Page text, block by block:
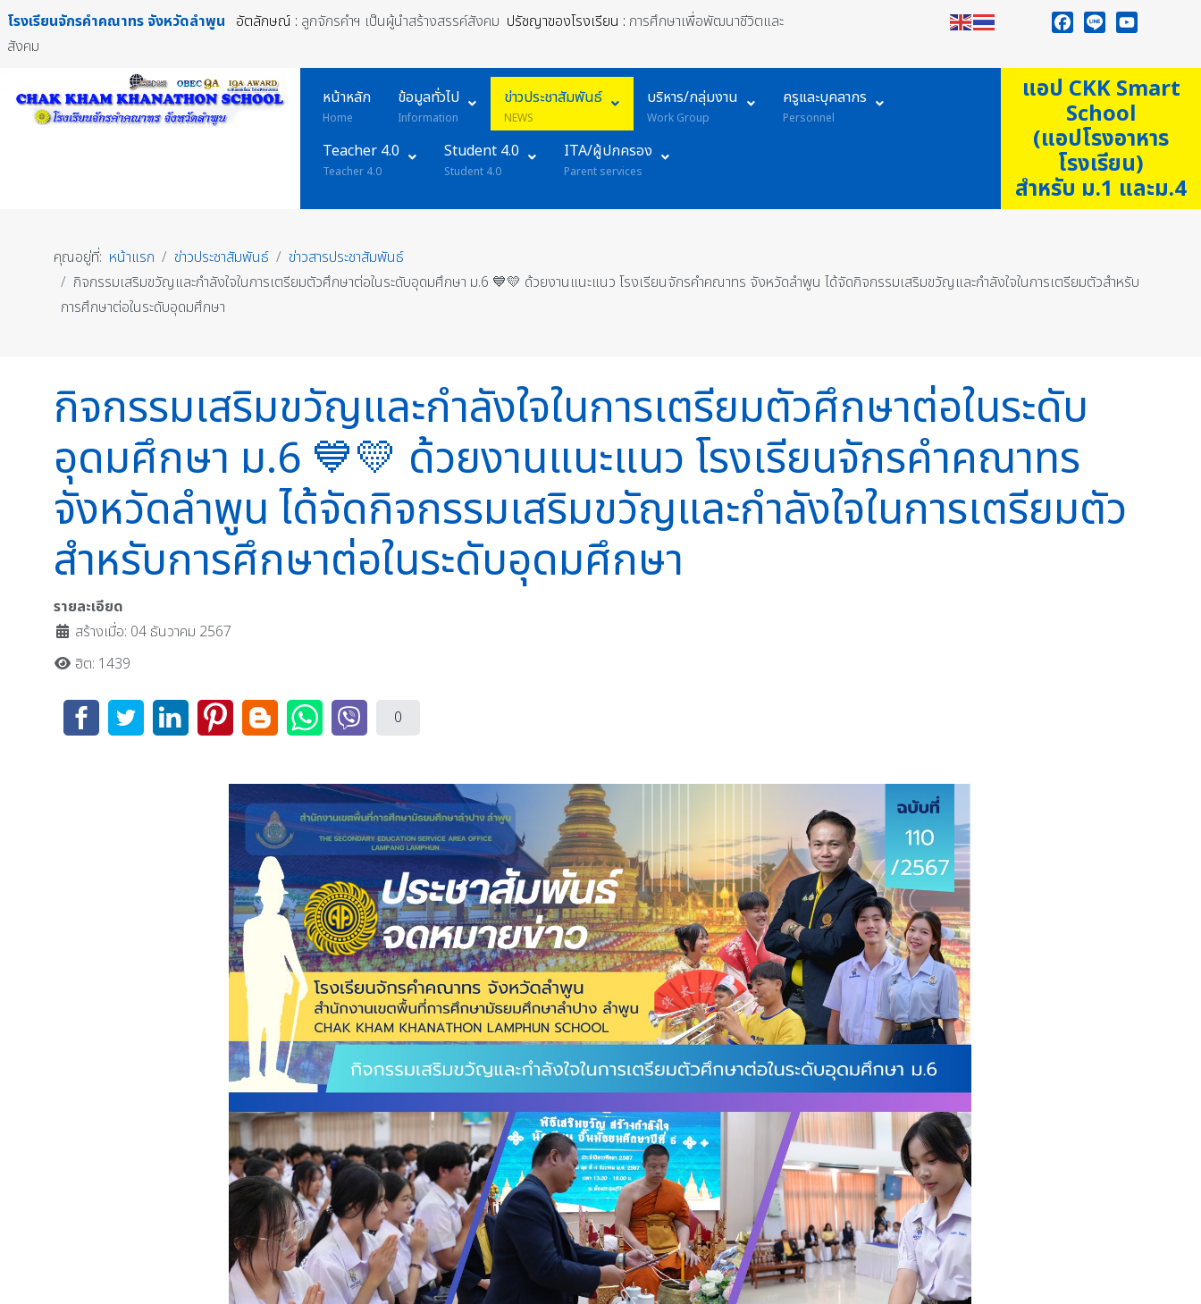
โรงเรียนจักรคำคณาทร จังหวัดลำพูน อัตลักษณ์ : ลูกจักรคำฯ เป็นผู้นำสร้างสรรค์สังคม ปรัชญาของโรงเรียน : การศึกษาเพื่อพัฒนาชีวิตและ
สังคม
หน้าหลัก
Home
ข้อมูลทั่วไป
Information
ข่าวประชาสัมพันธ์
NEWS
บริหาร/กลุ่มงาน
Work Group
ครูและบุคลากร
Personnel
Teacher 4.0
Teacher 4.0
Student 4.0
Student 4.0
ITA/ผู้ปกครอง
Parent services
แอป CKK Smart
School
(แอปโรงอาหาร
โรงเรียน)
สำหรับ ม.1 และม.4
คุณอยู่ที่: หน้าแรก ข่าวประชาสัมพันธ์
ข่าวสารประชาสัมพันธ์
กิจกรรมเสริมขวัญและกำลังใจในการเตรียมตัวศึกษาต่อในระดับอุดมศึกษา ม.6 💙💛 ด้วยงานแนะแนว โรงเรียนจักรคำคณาทร จังหวัดลำพูน ได้จัดกิจกรรมเสริมขวัญและกำลังใจในการเตรียมตัวสำหรับ
การศึกษาต่อในระดับอุดมศึกษา
กิจกรรมเสริมขวัญและกำลังใจในการเตรียมตัวศึกษาต่อในระดับ
อุดมศึกษา ม.6 💙💛 ด้วยงานแนะแนว โรงเรียนจักรคำคณาทร
จังหวัดลำพูน ได้จัดกิจกรรมเสริมขวัญและกำลังใจในการเตรียมตัว
สำหรับการศึกษาต่อในระดับอุดมศึกษา
รายละเอียด
สร้างเมื่อ: 04 ธันวาคม 2567
ฮิต: 1439
0